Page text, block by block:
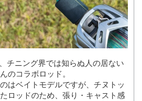
チニング界では知らぬ人の居ない
のコラボロッド。
はベイトモデルですが、チヌトッ
ロッドのため、張り・キャスト感